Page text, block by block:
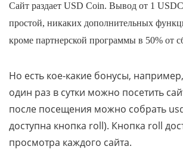
Сайт раздает USD Coin. Вывод от 1
простой, никаких дополнительных
кроме партнерской программы в 50% от
Но есть кое-какие бонусы,
один раз в сутки можно посетить
после посещения можно собрать
доступна кнопка roll). Кнопка roll
просмотра каждого сайта.